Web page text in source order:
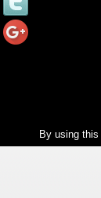
By using